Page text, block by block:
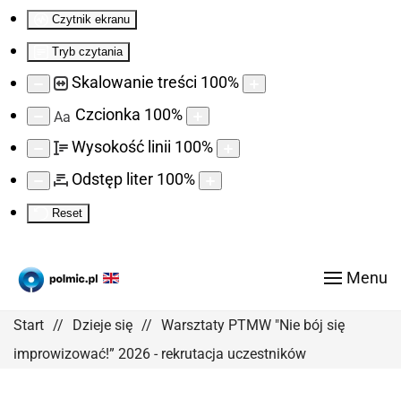
Czytnik ekranu
Tryb czytania
Skalowanie treści 100%
Aa Czcionka 100%
Wysokość linii 100%
Odstęp liter 100%
Reset
Menu
Start Dzieje się
Warsztaty PTMW "Nie bój się
improwizować!” 2026 - rekrutacja uczestników